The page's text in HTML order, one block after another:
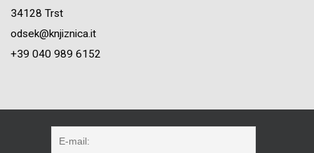
34128 Trst
odsek@knjiznica.it
+39 040 989 6152